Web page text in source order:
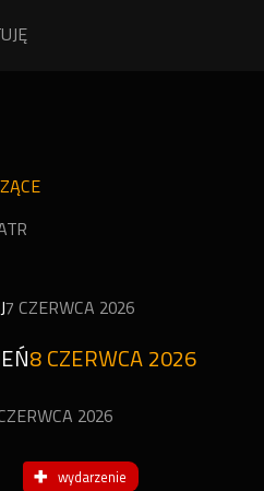
7 CZERWCA 2026
8 CZERWCA 2026
2026
wydarzenie